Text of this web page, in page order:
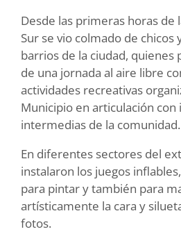
Desde las primeras horas de
Sur se vio colmado de chicos
barrios de la ciudad,
de una jornada al aire libre
actividades recreativas
Municipio en articulación
intermedias de la comunidad.
En diferentes sectores del
instalaron los juegos
para pintar y también para
artísticamente la cara y
fotos.